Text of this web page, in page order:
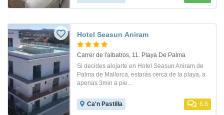
Hotel Seasun Aniram
Carrer de l'albatros, 11. Playa De Palma
Si decides alojarte en Hotel Seasun Aniram de
Palma de Mallorca, estarás cerca de la playa, a
apenas 3min a pie...
Ca'n Pastilla 6.8